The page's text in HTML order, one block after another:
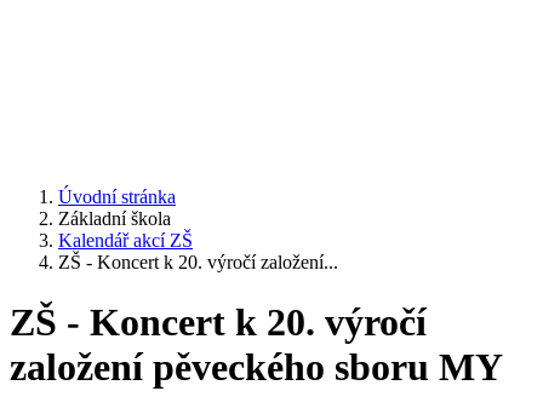
Úvodní stránka
Základní škola
Kalendář akcí ZŠ
ZŠ - Koncert k 20. výročí založení...
ZŠ - Koncert k 20. výročí
založení pěveckého sboru MY